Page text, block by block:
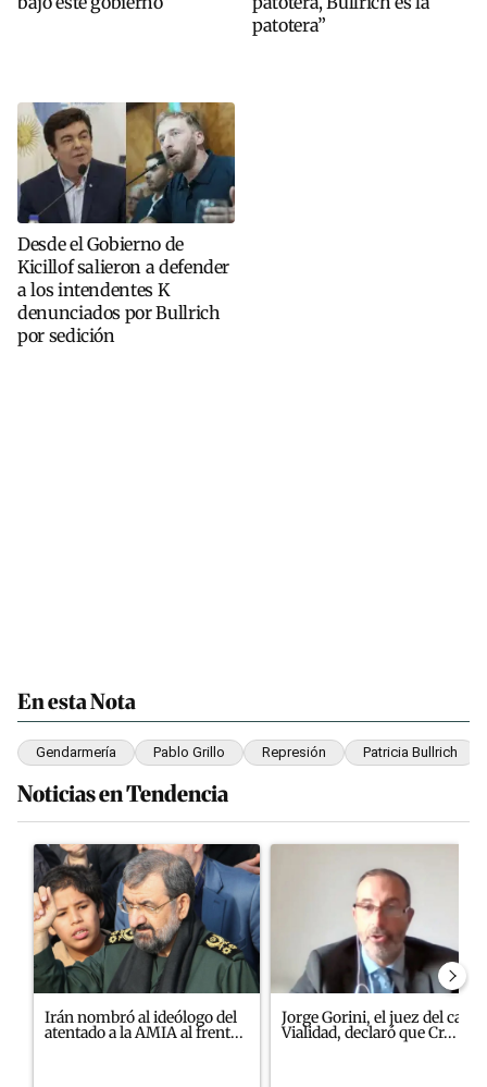
patotera”
Desde el Gobierno de
Kicillof salieron a defender
a los intendentes K
denunciados por Bullrich
por sedición
En esta Nota
Gendarmería Pablo Grillo Represión Patricia Bullrich
Noticias en Tendencia
Este listado muestra los artículos con más comentarios en los
Un artículo de tendencia con el título "Irán nombró al ideólogo
Irán nombró al ideólogo del
atentado a la AMIA al frent...
Un artículo de tendencia con
Jorge Gorini, el juez del caso
Vialidad, declaró que Cr...